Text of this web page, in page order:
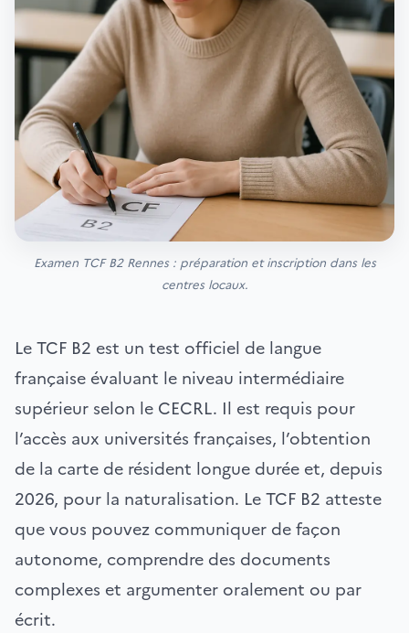
Examen TCF B2 Rennes : préparation et inscription dans les
centres locaux.
Le TCF B2 est un test officiel de langue
française évaluant le niveau intermédiaire
supérieur selon le CECRL. Il est requis pour
l’accès aux universités françaises, l’obtention
de la carte de résident longue durée et, depuis
2026, pour la naturalisation. Le TCF B2 atteste
que vous pouvez communiquer de façon
autonome, comprendre des documents
complexes et argumenter oralement ou par
écrit.